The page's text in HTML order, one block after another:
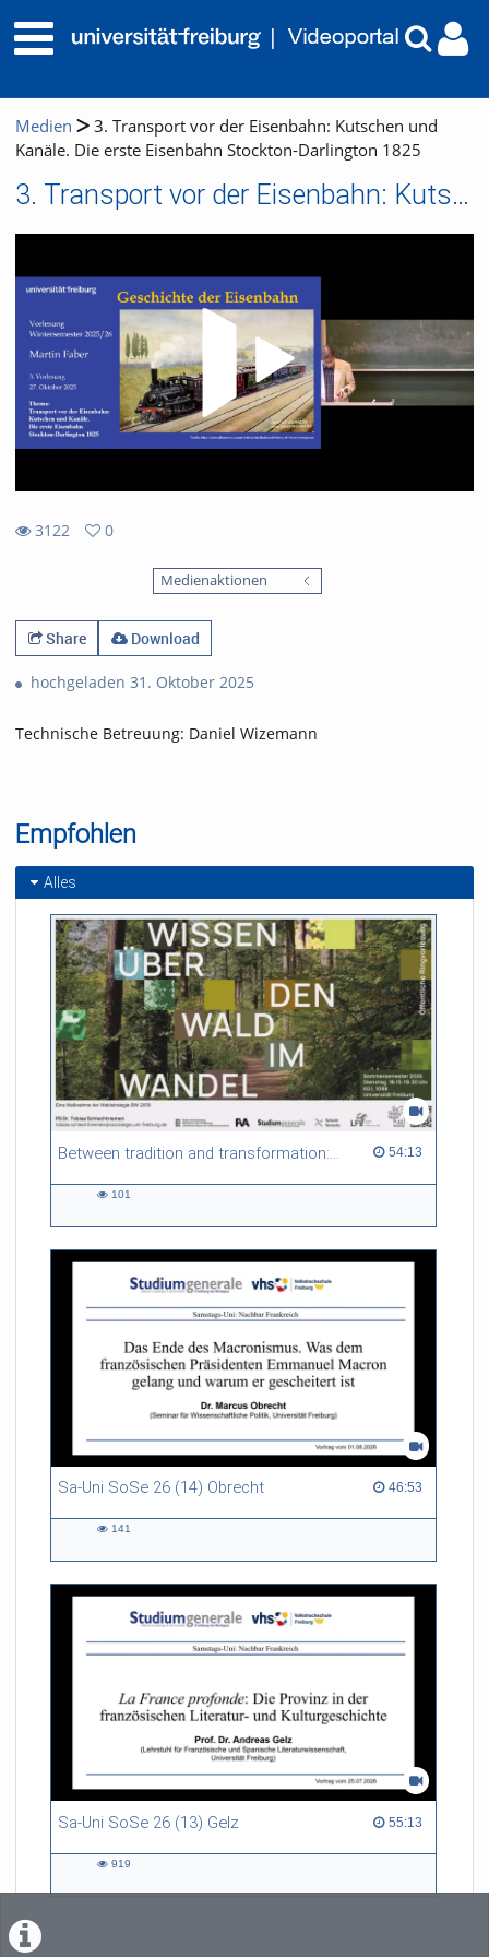
Medien
3. Transport vor der Eisenbahn: Kutschen und
Kanäle. Die erste Eisenbahn Stockton-Darlington 1825
3. Transport vor der Eisenbahn: Kutschen und Kanäle. Die erste Eisenbahn Stockton-Darlington 1825
3122
0
Medienaktionen
Share Download
hochgeladen 31. Oktober 2025
Technische Betreuung: Daniel Wizemann
Empfohlen
Alles
Between tradition and transformation: how owners, advisers and institutions co-create knowledge for resilient forests in Europe 54:13
54:13 duration
101
Sa-Uni SoSe 26 (14) Obrecht 46:53
46:53 duration
141
Sa-Uni SoSe 26 (13) Gelz 55:13
55:13 duration
919